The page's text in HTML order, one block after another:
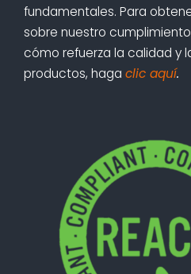
fundamentales. Para
sobre nuestro cumplimiento
cómo refuerza la calidad y
productos, haga clic aquí.